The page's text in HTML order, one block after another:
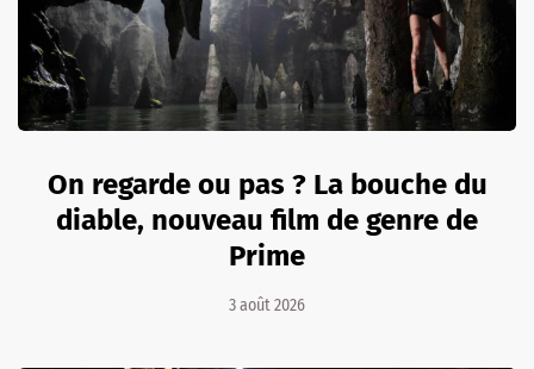
On regarde ou pas ? La bouche du
diable, nouveau film de genre de
Prime
3 août 2026